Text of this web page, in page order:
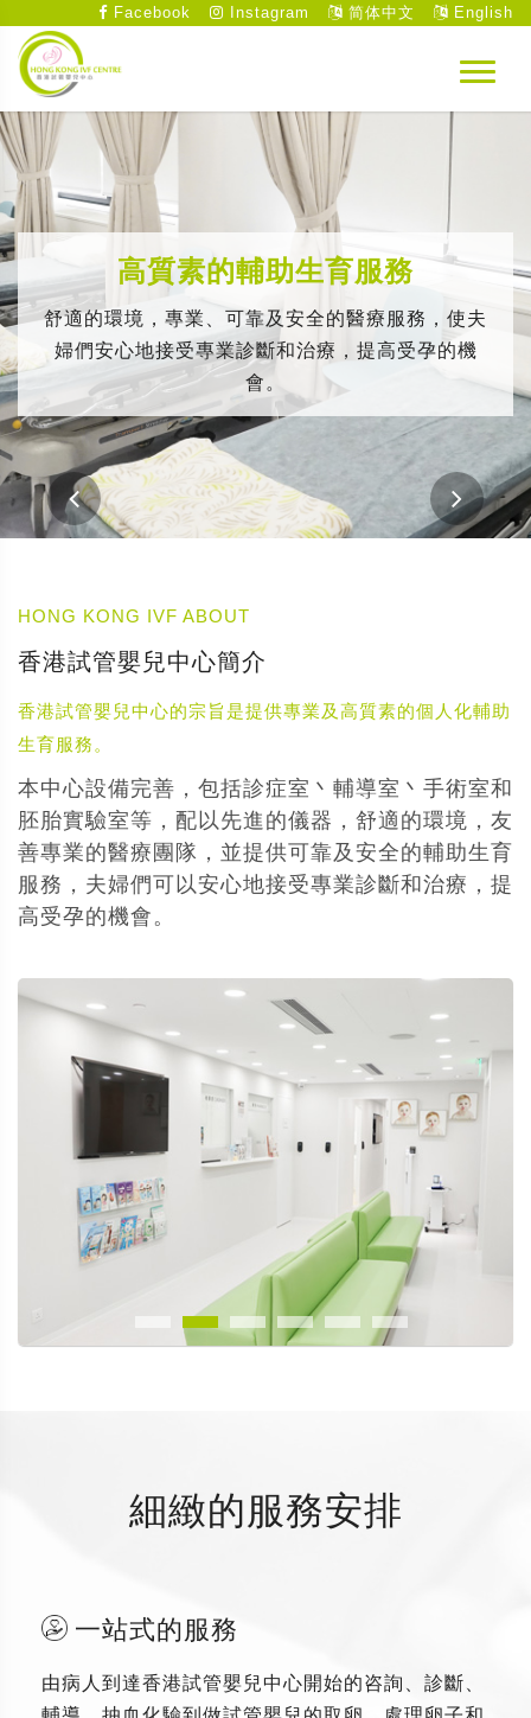
Facebook Instagram 简体中文 English
高質素的輔助生育服務
舒適的環境，專業、可靠及安全的醫療服務，使夫
婦們安心地接受專業診斷和治療，提高受孕的機
會。
HONG KONG IVF ABOUT
香港試管嬰兒中心簡介
香港試管嬰兒中心的宗旨是提供專業及高質素的個人化輔助
生育服務。
本中心設備完善，包括診症室丶輔導室丶手術室和
胚胎實驗室等，配以先進的儀器，舒適的環境，友
善專業的醫療團隊，並提供可靠及安全的輔助生育
服務，夫婦們可以安心地接受專業診斷和治療，提
高受孕的機會。
細緻的服務安排
一站式的服務
由病人到達香港試管嬰兒中心開始的咨詢、診斷、